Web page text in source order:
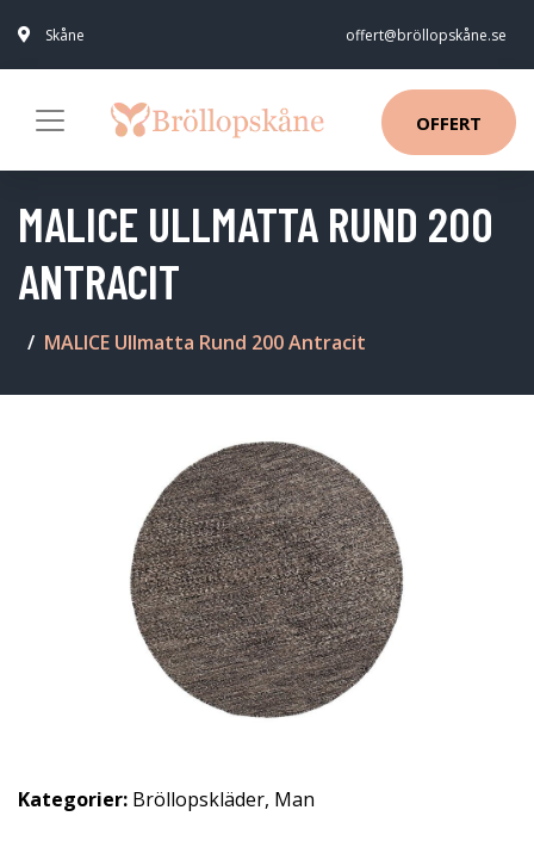
Skåne offert@bröllopskåne.se
OFFERT
MALICE ULLMATTA RUND 200
ANTRACIT
MALICE Ullmatta Rund 200 Antracit
Kategorier: Bröllopskläder, Man